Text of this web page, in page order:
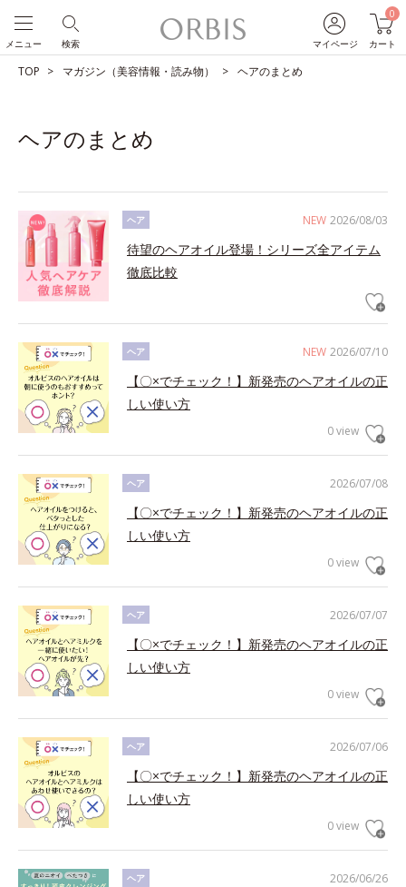
マイページ
0
カート
検索
メニュー
TOP マガジン（美容情報・読み物） ヘアのまとめ
ヘアのまとめ
NEW 2026/08/03
ヘア
待望のヘアオイル登場！シリーズ全アイテム
徹底比較
NEW 2026/07/10
ヘア
【〇×でチェック！】新発売のヘアオイルの正
しい使い方
0 view
2026/07/08
ヘア
【〇×でチェック！】新発売のヘアオイルの正
しい使い方
0 view
2026/07/07
ヘア
【〇×でチェック！】新発売のヘアオイルの正
しい使い方
0 view
2026/07/06
ヘア
【〇×でチェック！】新発売のヘアオイルの正
しい使い方
0 view
2026/06/26
ヘア